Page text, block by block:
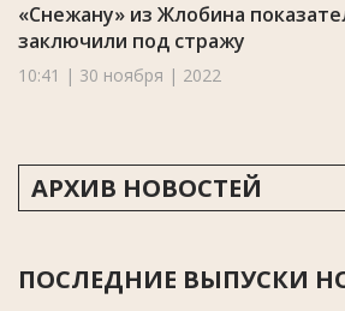
«Снежану» из Жлобина
заключили под стражу
10:41 | 30 ноября | 2022
АРХИВ НОВОСТЕЙ
ПОСЛЕДНИЕ ВЫПУСКИ